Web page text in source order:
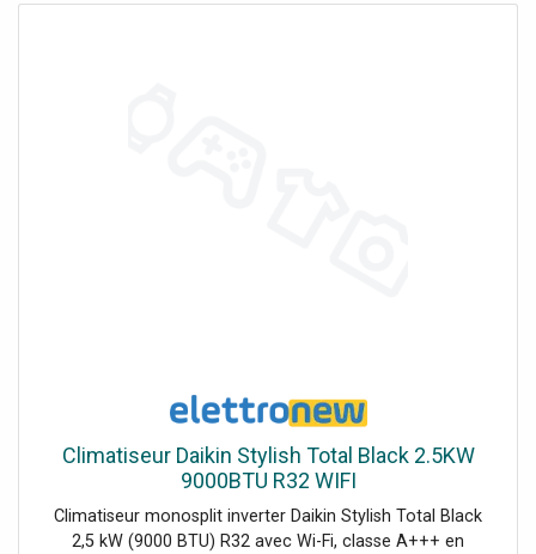
Certification(s) : CE EN 17520, UKCA Matière(s) :
polyamide, aluminium, élastomère thermoplastique (TPE),
polyuréthane thermoplastique (TPU), polyéthylène haute
densité (PEHD) Couleur : Orange
Climatiseur Daikin Stylish Total Black 2.5KW
9000BTU R32 WIFI
Climatiseur monosplit inverter Daikin Stylish Total Black
2,5 kW (9000 BTU) R32 avec Wi-Fi, classe A+++ en